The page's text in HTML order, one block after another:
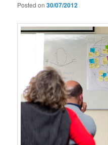
Posted on30/07/2012